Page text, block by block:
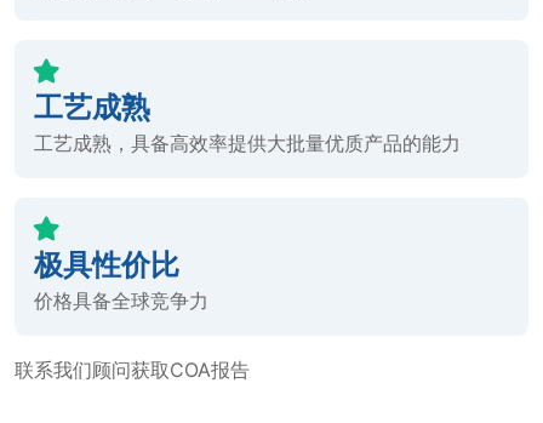
工艺成熟
工艺成熟，具备高效率提供大批量优质产品的能力
极具性价比
价格具备全球竞争力
联系我们顾问获取COA报告